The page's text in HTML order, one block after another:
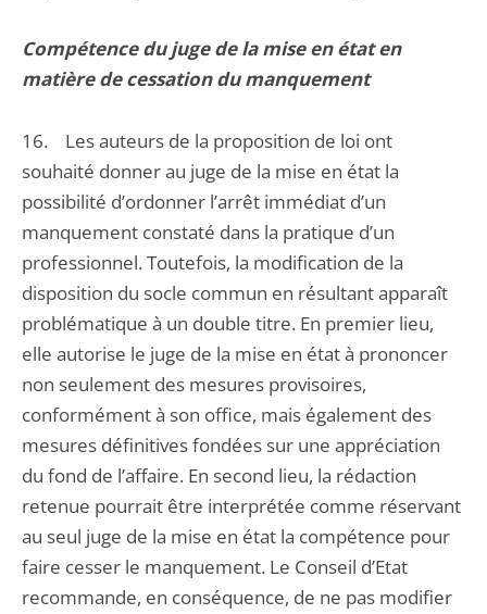
Compétence du juge de la mise en état en
matière de cessation du manquement
16. Les auteurs de la proposition de loi ont
souhaité donner au juge de la mise en état la
possibilité d’ordonner l’arrêt immédiat d’un
manquement constaté dans la pratique d’un
professionnel. Toutefois, la modification de la
disposition du socle commun en résultant apparaît
problématique à un double titre. En premier lieu,
elle autorise le juge de la mise en état à prononcer
non seulement des mesures provisoires,
conformément à son office, mais également des
mesures définitives fondées sur une appréciation
du fond de l’affaire. En second lieu, la rédaction
retenue pourrait être interprétée comme réservant
au seul juge de la mise en état la compétence pour
faire cesser le manquement. Le Conseil d’Etat
recommande, en conséquence, de ne pas modifier